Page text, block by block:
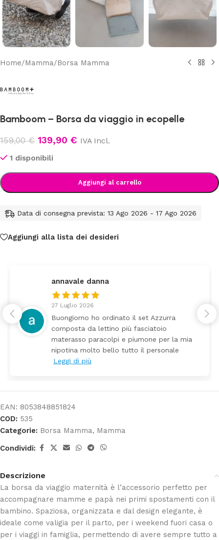
Home/Mamma/Borsa Mamma
Bamboom – Borsa da viaggio in ecopelle
159,00€ 139,90 € IVA Incl.
1 disponibili
Aggiungi al carrello
Data di consegna prevista: 13 Ago 2026 - 17 Ago 2026
Aggiungi alla lista dei desideri
Tutti perfetto! Ho ordinato un
arrivato ben imballato dopo
Prezzo ottimi rispetto la
EAN: 8053848851824
COD: 535
Categorie: Borsa Mamma, Mamma
Condividi:
Descrizione
La borsa da viaggio maternità è l’accessorio perfetto per
accompagnare mamme e papà nei primi spostamenti con il
bambino. Spaziosa, organizzata e dal design elegante, è
ideale come valigia per il parto, per i weekend fuori casa o
per i viaggi in famiglia, permettendo di avere sempre tutto a